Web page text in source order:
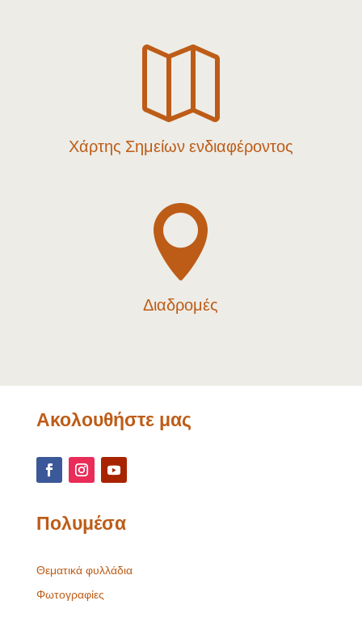

Χάρτης Σημείων ενδιαφέροντος

Διαδρομές
Ακολουθήστε μας
Πολυμέσα
Θεματικά φυλλάδια
Φωτογραφίες